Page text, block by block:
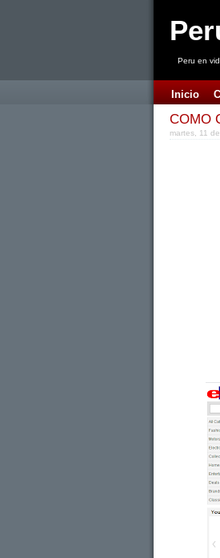
Peru en
Inicio
COMO
martes, 11